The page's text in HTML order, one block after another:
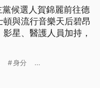
候選人賀錦麗前往德
與流行音樂天后碧昂
星、醫護人員加持，
身分 ...